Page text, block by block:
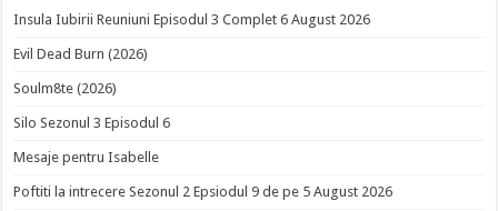
Insula Iubirii Reuniuni Episodul 3 Complet 6 August 2026
Evil Dead Burn (2026)
Soulm8te (2026)
Silo Sezonul 3 Episodul 6
Mesaje pentru Isabelle
Poftiti la intrecere Sezonul 2 Epsiodul 9 de pe 5 August 2026